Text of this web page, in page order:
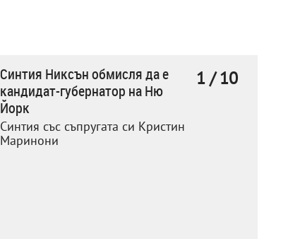
Синтия Никсън обмисля да е
кандидат-губернатор на Ню
Йорк
Синтия със съпругата си Кристин
Маринони
1 / 10